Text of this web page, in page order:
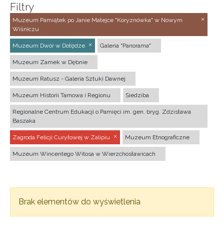
Filtry
Muzeum Pamiątek po Janie Matejce "Koryznówka" w Nowym
Wiśniczu
Muzeum Dwór w Dołędze Galeria "Panorama"
Muzeum Zamek w Dębnie
Muzeum Ratusz - Galeria Sztuki Dawnej
Muzeum Historii Tarnowa i Regionu Siedziba
Regionalne Centrum Edukacji o Pamięci im. gen. bryg. Zdzisława
Baszaka
Zagroda Felicji Curyłowej w Zalipiu Muzeum Etnograficzne
Muzeum Wincentego Witosa w Wierzchosławicach
Brak elementów do wyświetlenia